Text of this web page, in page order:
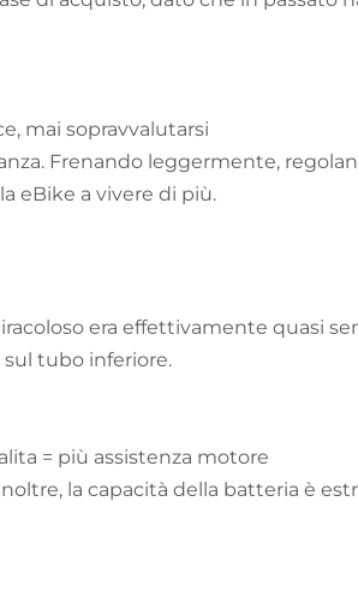
mai sopravvalutarsi
Frenando leggermente,
eBike a vivere di più.
era effettivamente quasi
tubo inferiore.
= più assistenza motore
la capacità della batteria è